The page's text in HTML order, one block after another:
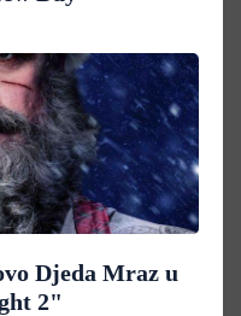
Djeda Mraz u
2"